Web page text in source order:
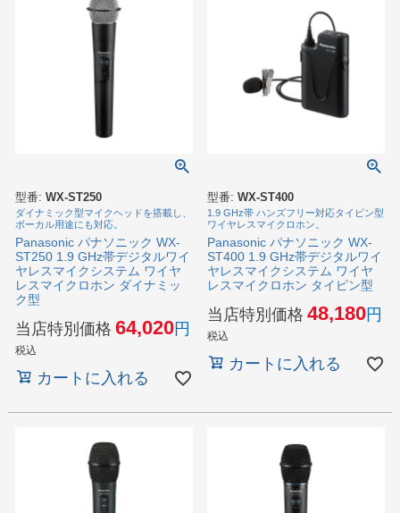
型番: WX-ST250
ダイナミック型マイクヘッドを搭載し、
ボーカル用途にも対応。
Panasonic パナソニック WX-
ST250 1.9 GHz帯デジタルワイ
ヤレスマイクシステム ワイヤ
レスマイクロホン ダイナミッ
ク型
当店特別価格 64,020
税込
カートに入れる
型番: WX-ST400
1.9 GHz帯 ハンズフリー対応タイピン型
ワイヤレスマイクロホン。
Panasonic パナソニック WX-
ST400 1.9 GHz帯デジタルワイ
ヤレスマイクシステム ワイヤ
レスマイクロホン タイピン型
当店特別価格 48,180
税込
カートに入れる